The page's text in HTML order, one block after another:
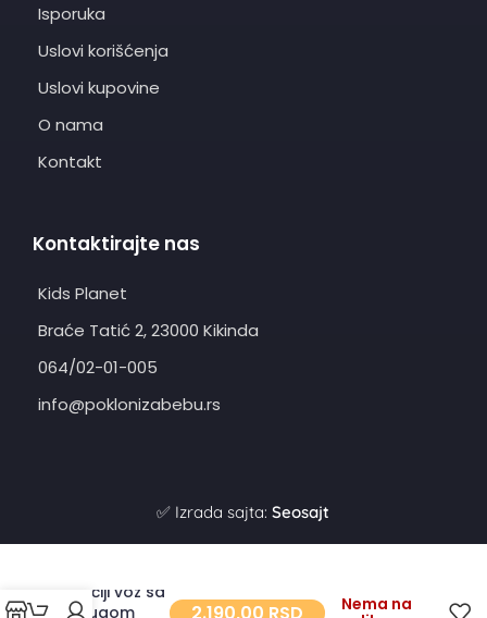
Isporuka
Uslovi korišćenja
Uslovi kupovine
O nama
Kontakt
Kontaktirajte nas
Kids Planet
Braće Tatić 2, 23000 Kikinda
064/02-01-005
info@poklonizabebu.rs
✅ Izrada sajta:Seosajt
Dečiji voz sa
prugom
2.190,00 RSD
Nema na